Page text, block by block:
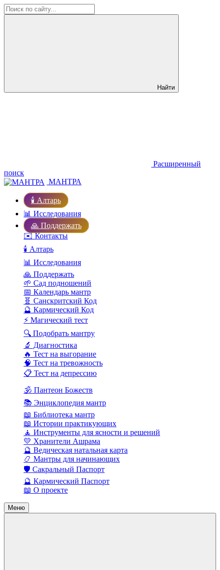
Найти
Расширенный
поиск
МАНТРА
🕯️ Алтарь
📊 Исследования
🙏 Поддержать
✉️ Контакты
🕯️ Алтарь
📊 Исследования
🙏 Поддержать
🌱 Сад подношений
📅 Календарь мантр
🧬 Санскритский Код
🔮 Кармический Код
⚡ Магический тест
🔍 Подобрать мантру
🔬 Диагностика
🔥 Тест на выгорание
🧠 Тест на тревожность
📋 Тест на депрессию
🕉️ Пантеон Божеств
📚 Энциклопедия мантр
📖 Библиотека мантр
📖 Истории практикующих
🧘 Инструменты для ясности и решений
💛 Хранители Ашрама
🔮 Ведическая натальная карта
📿 Мантры для начинающих
🛡️ Сакральный Паспорт
🔮 Кармический Паспорт
📖 О проекте
Меню